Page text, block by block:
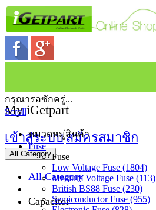
My iGetpart
เข้าสู่ระบบสมัครสมาชิก
All Category
All Category
Capacitor
กรุณารอซักครู่...
Scroll
หมวดหมู่สินค้า
Fuse
Fuse
Low Voltage Fuse (1804)
Medium Voltage Fuse (113)
British BS88 Fuse (230)
Semiconductor Fuse (955)